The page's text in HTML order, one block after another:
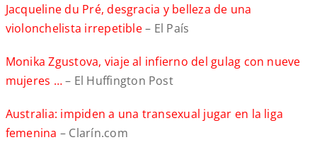
Jacqueline du Pré, desgracia y belleza de una
violonchelista irrepetible– El País
Monika Zgustova, viaje al infierno del gulag con nueve
mujeres …– El Huffington Post
Australia: impiden a una transexual jugar en la liga
femenina – Clarín.com